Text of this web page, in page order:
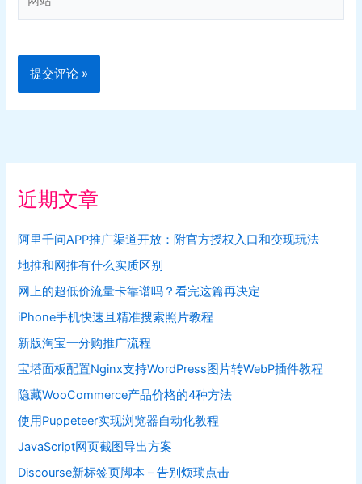
站
近期文章
阿里千问APP推广渠道开放：附官方授权入口和变现玩法
地推和网推有什么实质区别
网上的超低价流量卡靠谱吗？看完这篇再决定
iPhone手机快速且精准搜索照片教程
新版淘宝一分购推广流程
宝塔面板配置Nginx支持WordPress图片转WebP插件教程
隐藏WooCommerce产品价格的4种方法
使用Puppeteer实现浏览器自动化教程
JavaScript网页截图导出方案
Discourse新标签页脚本 – 告别烦琐点击